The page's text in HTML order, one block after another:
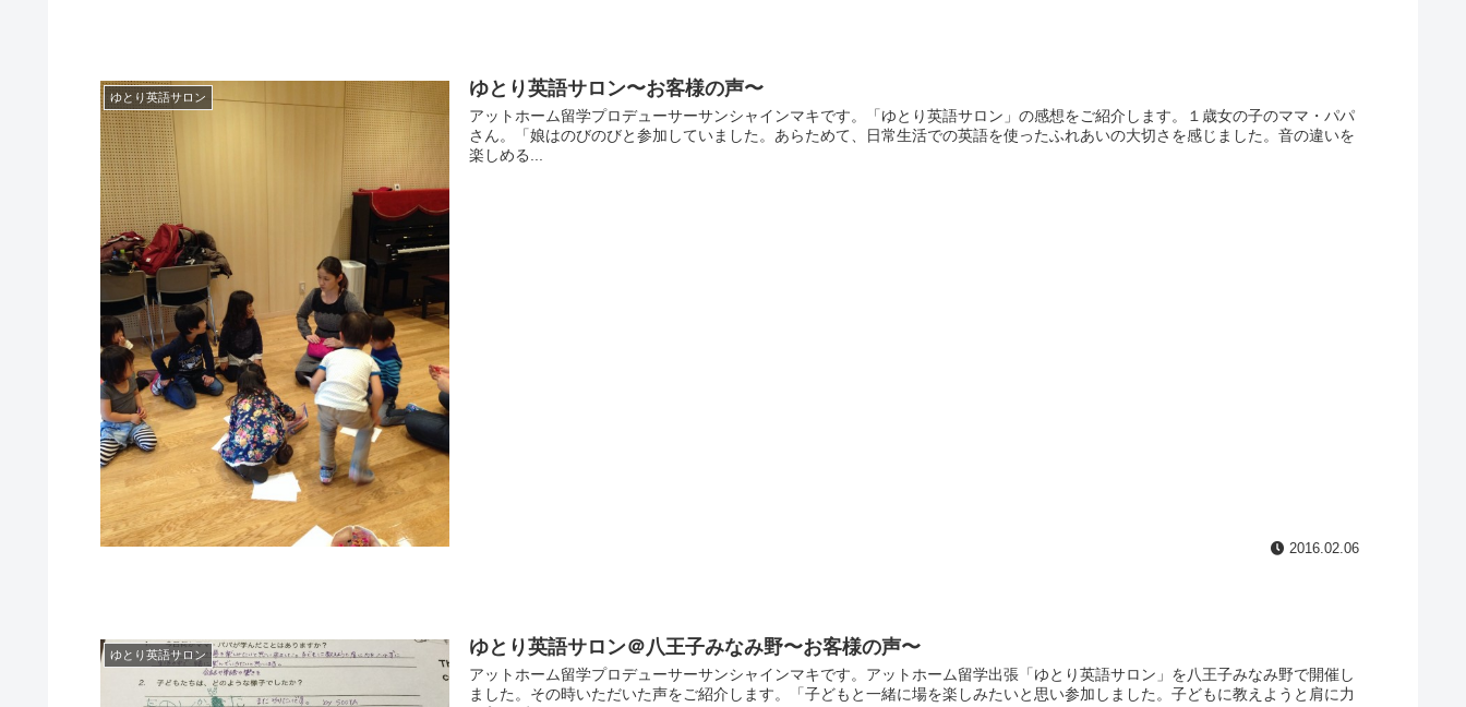
ゆとり英語サロン ゆとり英語サロン〜お客様の声〜
アットホーム留学プロデューサーサンシャインマキです。「ゆとり英語サロン」の感想をご紹介します。１歳女の子のママ・パパ
さん。「娘はのびのびと参加していました。あらためて、日常生活での英語を使ったふれあいの大切さを感じました。音の違いを
楽しめる...
2016.02.06
ゆとり英語サロン ゆとり英語サロン＠八王子みなみ野〜お客様の声〜
アットホーム留学プロデューサーサンシャインマキです。アットホーム留学出張「ゆとり英語サロン」を八王子みなみ野で開催し
ました。その時いただいた声をご紹介します。「子どもと一緒に場を楽しみたいと思い参加しました。子どもに教えようと肩に力